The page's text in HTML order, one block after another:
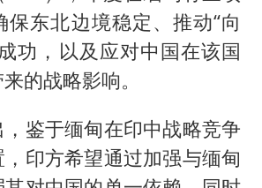
保东北边境稳定、推动“向
功，以及应对中国在该国
的战略影响。
鉴于缅甸在印中战略竞争
印方希望通过加强与缅甸